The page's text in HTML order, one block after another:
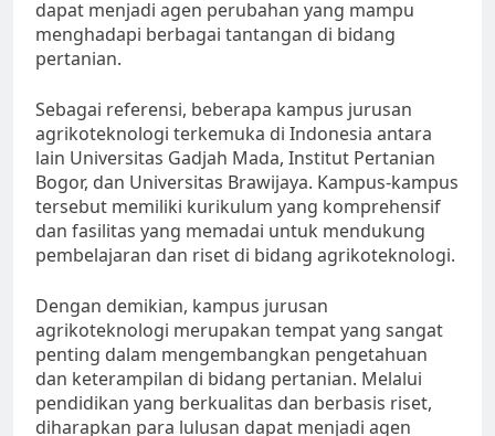
dapat menjadi agen perubahan yang mampu
menghadapi berbagai tantangan di bidang
pertanian.
Sebagai referensi, beberapa kampus jurusan
agrikoteknologi terkemuka di Indonesia antara
lain Universitas Gadjah Mada, Institut Pertanian
Bogor, dan Universitas Brawijaya. Kampus-kampus
tersebut memiliki kurikulum yang komprehensif
dan fasilitas yang memadai untuk mendukung
pembelajaran dan riset di bidang agrikoteknologi.
Dengan demikian, kampus jurusan
agrikoteknologi merupakan tempat yang sangat
penting dalam mengembangkan pengetahuan
dan keterampilan di bidang pertanian. Melalui
pendidikan yang berkualitas dan berbasis riset,
diharapkan para lulusan dapat menjadi agen